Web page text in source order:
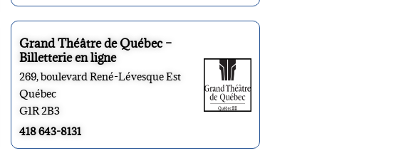
Grand Théâtre de Québec –
Billetterie en ligne
269, boulevard René-Lévesque Est
Québec
G1R 2B3
418 643-8131